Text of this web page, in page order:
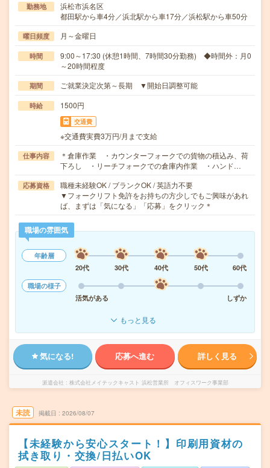
勤務地
浜松市浜名区
都田駅から車4分／浜北駅から車17分／浜松駅から車50分
曜日頻度 月～金曜日
時間
9:00～17:30 (休憩1時間、7時間30分勤務) ◆時間外：月0
～20時間程度
期間 ご就業決定次第～長期 ▼開始日調整可能
時給 1500円
交通費
※交通費実費3万円/月まで支給
仕事内容
＊倉庫作業 ・カウンターフォークでの貨物の積込み、荷
下ろし ・リーチフォークでの倉庫内作業 ・ハンド…
応募資格
職種未経験OK / ブランクOK / 英語力不要
▼フォークリフト免許をお持ちの方少しでもご興味があれ
ば、まずは「気になる」「応募」をクリック＊
職場の雰囲気
年齢層
20代
30代 40代 50代
60代
職場の様子
活気がある
しずか
もっと見る
気になる! 応募へ進む 詳しく見る
派遣会社 株式会社メイテックキャスト 浜松営業所 オフィスワーク事業部
未読 掲載日 2026/08/07
【未経験から安心スタート！】印刷用資材の
拭き取り・交換/日払いOK